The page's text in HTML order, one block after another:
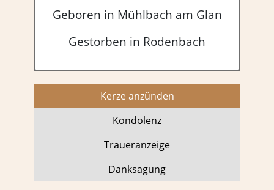
Geboren in Mühlbach am Glan
Gestorben in Rodenbach
Kerze anzünden
Kondo­lenz
Trauer­anzeige
Dank­sagung